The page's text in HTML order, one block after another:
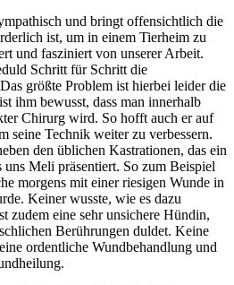
und bringt offensichtlich die
ist, um in einem Tierheim zu
und fasziniert von unserer Arbeit.
Schritt für Schritt die
größte Problem ist hierbei leider die
ihm bewusst, dass man innerhalb
Chirurg wird. So hofft auch er auf
seine Technik weiter zu verbessern.
den üblichen Kastrationen, das ein
uns Meli präsentiert. So zum Beispiel
morgens mit einer riesigen Wunde in
Keiner wusste, wie es dazu
zudem eine sehr unsichere Hündin,
Berührungen duldet. Keine
ordentliche Wundbehandlung und